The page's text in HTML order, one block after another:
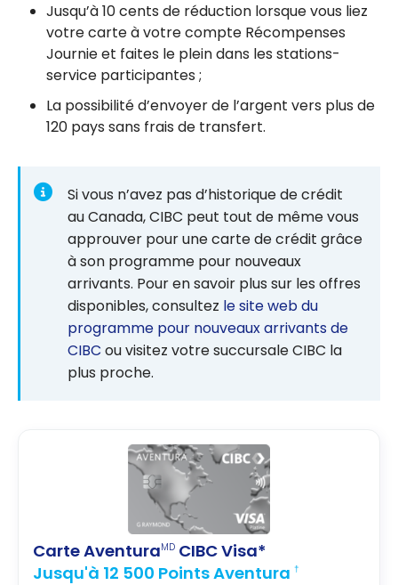
Jusqu’à 10 cents de réduction lorsque vous liez
votre carte à votre compte Récompenses
Journie et faites le plein dans les stations-
service participantes ;
La possibilité d’envoyer de l’argent vers plus de
120 pays sans frais de transfert.
Si vous n’avez pas d’historique de crédit
au Canada, CIBC peut tout de même vous
approuver pour une carte de crédit grâce
à son programme pour nouveaux
arrivants. Pour en savoir plus sur les offres
disponibles, consultez le site web du
programme pour nouveaux arrivants de
CIBC ou visitez votre succursale CIBC la
plus proche.
Carte AventuraMD CIBC Visa*
Jusqu'à 12 500 Points Aventura †